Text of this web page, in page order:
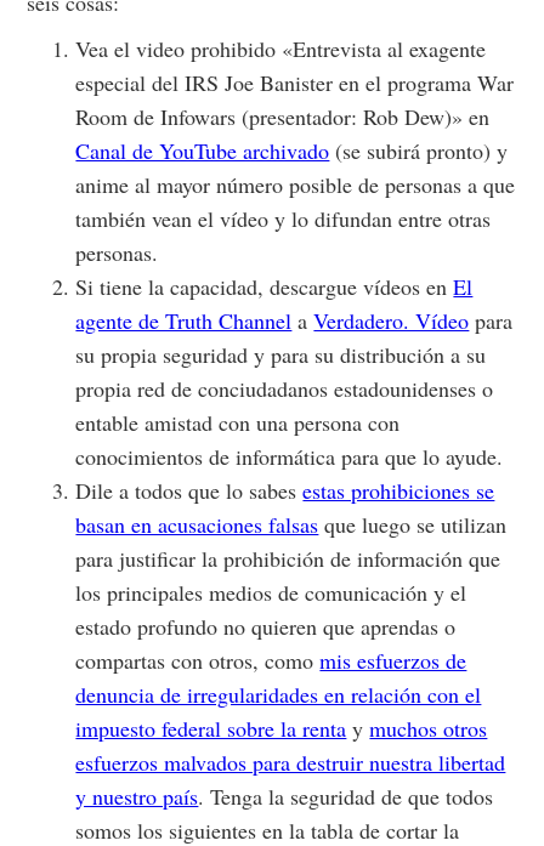
Vea el video prohibido «Entrevista al exagente
especial del IRS Joe Banister en el programa War
Room de Infowars (presentador: Rob Dew)» en
Canal de YouTube archivado (se subirá pronto) y
anime al mayor número posible de personas a que
también vean el vídeo y lo difundan entre otras
personas.
Si tiene la capacidad, descargue vídeos enEl
agente de Truth Channel aVerdadero. Vídeo para
su propia seguridad y para su distribución a su
propia red de conciudadanos estadounidenses o
entable amistad con una persona con
conocimientos de informática para que lo ayude.
Dile a todos que lo sabesestas prohibiciones se
basan en acusaciones falsas que luego se utilizan
para justificar la prohibición de información que
los principales medios de comunicación y el
estado profundo no quieren que aprendas o
compartas con otros, comomis esfuerzos de
denuncia de irregularidades en relación con el
impuesto federal sobre la renta ymuchos otros
esfuerzos malvados para destruir nuestra libertad
y nuestro país. Tenga la seguridad de que todos
somos los siguientes en la tabla de cortar la